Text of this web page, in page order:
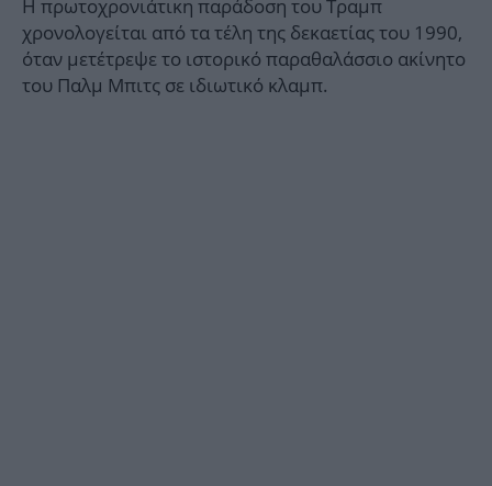
Η πρωτοχρονιάτικη παράδοση του Τραμπ
χρονολογείται από τα τέλη της δεκαετίας του 1990,
όταν μετέτρεψε το ιστορικό παραθαλάσσιο ακίνητο
του Παλμ Μπιτς σε ιδιωτικό κλαμπ.